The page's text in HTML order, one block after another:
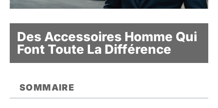
Des Accessoires Homme Qui
Font Toute La Différence
SOMMAIRE